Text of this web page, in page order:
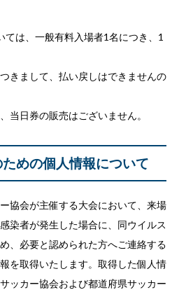
は、一般有料入場者1名につき、1
きまして、払い戻しはできませんの
当日券の販売はございません。
めの個人情報について
協会が主催する大会において、来場
染者が発生した場合に、同ウイルス
、必要と認められた方へご連絡する
を取得いたします。取得した個人情
ッカー協会および都道府県サッカー